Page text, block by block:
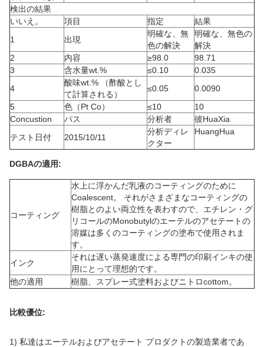
検出の結果
いいえ。
項目 指定
結果
1
出現
明確な、無
色の解決
明確な、無色の
解決
2
内容 ≥98.0
98.71
3
含水量wt.% ≤0.10
0.035
4
酸味wt.% （酢酸とし
て計算される）
≤0.05
0.0090
5
色（Pt Co） ≤10
10
Concustion
パス 分析者
彼HuaXia
テスト日付
2015/10/11
分析ディレ
クター
HuangHua
DGBAの適用:
コーティング
水上に浮かんだ乳液のコーティングのために
Coalescent。 それがさまざまなコーティングの
樹脂とのよい両立性を表わすので、エチレン・グ
リコールのMonobutylのエーテルのアセテートの
溶媒は多くのコーティングの塗布で使用されま
す。
インク
それは遅い蒸発速度による専門の印刷インキの使
用にとって理想的です。
他の適用
樹脂、スプレー式塗料およびニトロcottom。
比較優位:
1) 私達はエーテルおよびアセテート プロダクトの製造業者であ